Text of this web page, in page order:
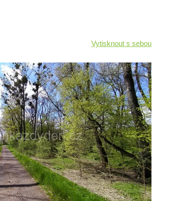
Vytisknout s sebou